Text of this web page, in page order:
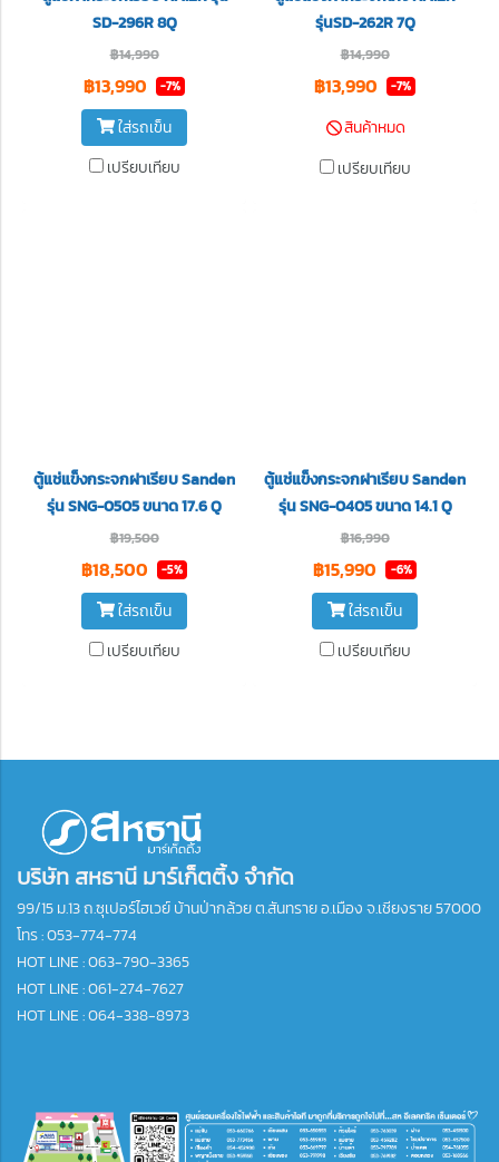
SD-296R 8Q
฿14,990
฿13,990 -7%
ใส่รถเข็น
เปรียบเทียบ
รุ่นSD-262R 7Q
฿14,990
฿13,990 -7%
สินค้าหมด
เปรียบเทียบ
ตู้แช่แข็งกระจกฝาเรียบ Sanden
รุ่น SNG-0505 ขนาด 17.6 Q
฿19,500
฿18,500 -5%
ใส่รถเข็น
เปรียบเทียบ
ตู้แช่แข็งกระจกฝาเรียบ Sanden
รุ่น SNG-0405 ขนาด 14.1 Q
฿16,990
฿15,990 -6%
ใส่รถเข็น
เปรียบเทียบ
บริษัท สหธานี มาร์เก็ตติ้ง จำกัด
99/15 ม.13 ถ.ซุเปอร์ไฮเวย์ บ้านป่ากล้วย ต.สันทราย อ.เมือง จ.เชียงราย 57000
โทร :053-774-774
HOT LINE : 063-790-3365
HOT LINE : 061-274-7627
HOT LINE : 064-338-8973